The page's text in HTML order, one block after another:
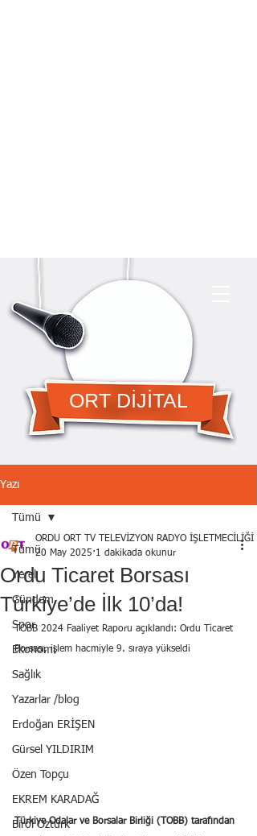
ORT DİJİTAL
Yazı
Tümü
Yerel
Gündem
Spor
Ekonomi
Sağlık
Yazarlar /blog
Erdoğan ERİŞEN
Gürsel YILDIRIM
Özen Topçu
EKREM KARADAĞ
Birol Öztürk
Tümü
Ordu Ticaret Borsası
Türkiye’de İlk 10’da!
ORDU ORT TV TELEVİZYON RADYO İŞLETMECİLİĞİ
20 May 2025 1 dakikada okunur
TOBB 2024 Faaliyet Raporu açıklandı: Ordu Ticaret
Borsası, işlem hacmiyle 9. sıraya yükseldi
Türkiye Odalar ve Borsalar Birliği (TOBB) tarafından